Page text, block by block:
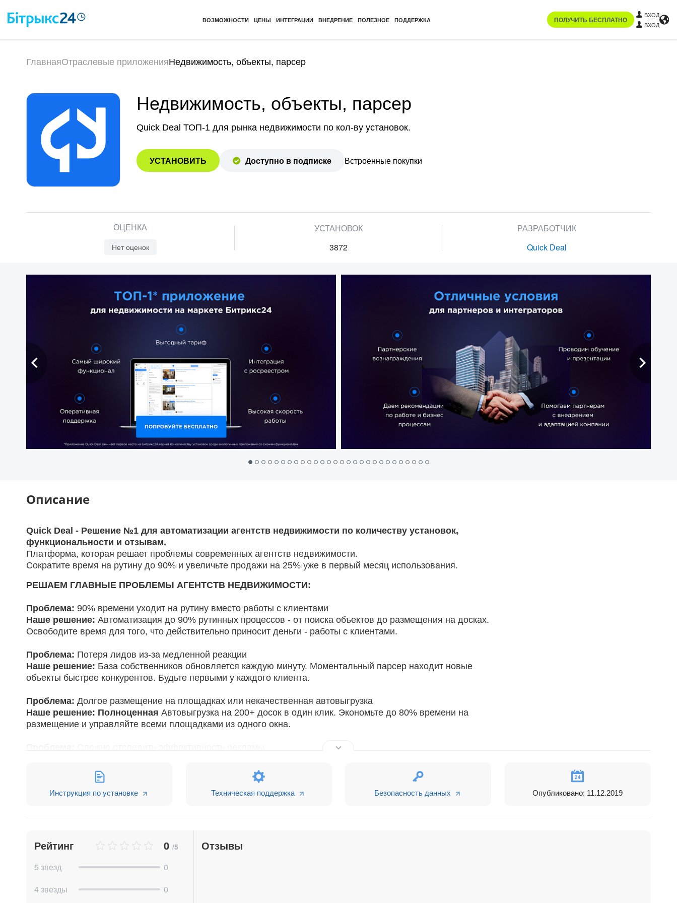
ВОЗМОЖНОСТИ ЦЕНЫ ИНТЕГРАЦИИ ВНЕДРЕНИЕ ПОЛЕЗНОЕ ПОДДЕРЖКА ПОЛУЧИТЬ БЕСПЛАТНО
ВХОД
ВХОД
ГлавнаяОтраслевые приложенияНедвижимость, объекты, парсер
Недвижимость, объекты, парсер
Quick Deal ТОП-1 для рынка недвижимости по кол-ву установок.
УСТАНОВИТЬ Доступно в подписке Встроенные покупки
ОЦЕНКА
Нет оценок
УСТАНОВОК
3872
РАЗРАБОТЧИК
Quick Deal
Описание
Quick Deal - Решение №1 для автоматизации агентств недвижимости по количеству установок,
функциональности и отзывам.
Платформа, которая решает проблемы современных агентств недвижимости.
Сократите время на рутину до 90% и увеличьте продажи на 25% уже в первый месяц использования.
РЕШАЕМ ГЛАВНЫЕ ПРОБЛЕМЫ АГЕНТСТВ НЕДВИЖИМОСТИ:
Проблема: 90% времени уходит на рутину вместо работы с клиентами
Наше решение: Автоматизация до 90% рутинных процессов - от поиска объектов до размещения на досках.
Освободите время для того, что действительно приносит деньги - работы с клиентами.
Проблема: Потеря лидов из-за медленной реакции
Наше решение: База собственников обновляется каждую минуту. Моментальный парсер находит новые
объекты быстрее конкурентов. Будьте первыми у каждого клиента.
Проблема: Долгое размещение на площадках или некачественная автовыгрузка
Наше решение: Полноценная Автовыгрузка на 200+ досок в один клик. Экономьте до 80% времени на
размещение и управляйте всеми площадками из одного окна.
приносят клиентов, а какие - только тратят бюджет.
ДОКАЗАННАЯ ЭФФЕКТИВНОСТЬ (по данным исследований 2024-2025):
на размещение объявлений
Снижение текучести кадров
+37%
увеличение количества сделок
-75%снижение пропущенных звонков
Инструкция по установке Техническая поддержка Безопасность данных Опубликовано: 11.12.2019
Рейтинг 0 /5
5 звезд
0
4 звезды
0
Отзывы